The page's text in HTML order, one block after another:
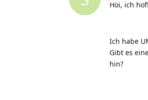
Hoi, ich
Ich habe
Gibt es
hin?